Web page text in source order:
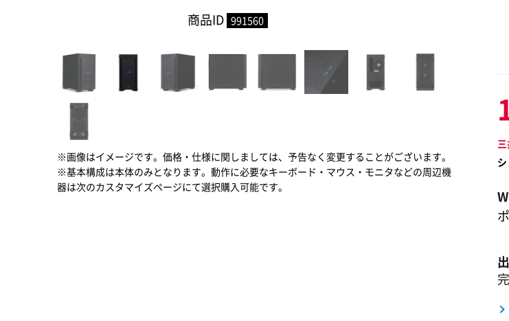
商品ID 991560
※画像はイメージです。価格・仕様に関しましては、予告なく変更することがございます。
※基本構成は本体のみとなります。動作に必要なキーボード・マウス・モニタなどの周辺機
器は次のカスタマイズページにて選択購入可能です。